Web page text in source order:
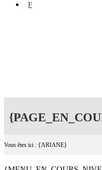
F
Vous êtes ici : {ARIANE}